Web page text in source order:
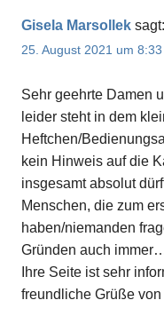
Gisela Marsollek sagt:
25. August 2021 um
Sehr geehrte Damen
leider steht in dem
Heftchen/
kein Hinweis auf die
insgesamt absolut
Menschen, die zum
haben/niemanden
Gründen auch
Ihre Seite ist sehr
freundliche Grüße